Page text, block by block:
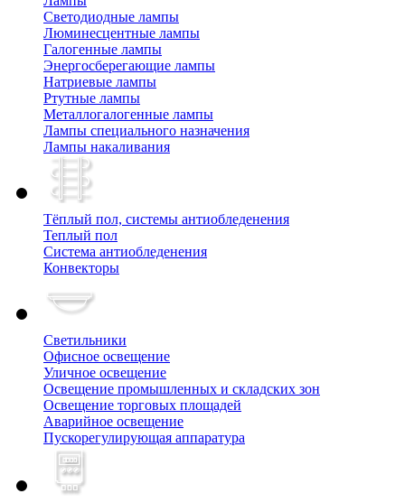
Cветодиодные лампы
Люминесцентные лампы
Галогенные лампы
Энергосберегающие лампы
Натриевые лампы
Ртутные лампы
Металлогалогенные лампы
Лампы специального назначения
Лампы накаливания
Тёплый пол, cистемы антиобледенения
Теплый пол
Система антиобледенения
Конвекторы
Светильники
Офисное освещение
Уличное освещение
Освещение промышленных и складских зон
Освещение торговых площадей
Аварийное освещение
Пускорегулирующая аппаратура